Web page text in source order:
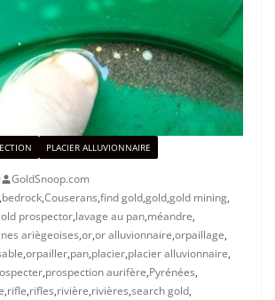
PLACIER ALLUVIONNAIRE
GoldSnoop.com
,bedrock,Couserans,find gold,gold,gold mining,
prospector,lavage au pan,méandre,
ariègeoises,or,or alluvionnaire,orpaillage,
,orpailler,pan,placier,placier alluvionnaire,
,prospection aurifère,Pyrénées,
,rifle,rifles,rivière,rivières,search gold,